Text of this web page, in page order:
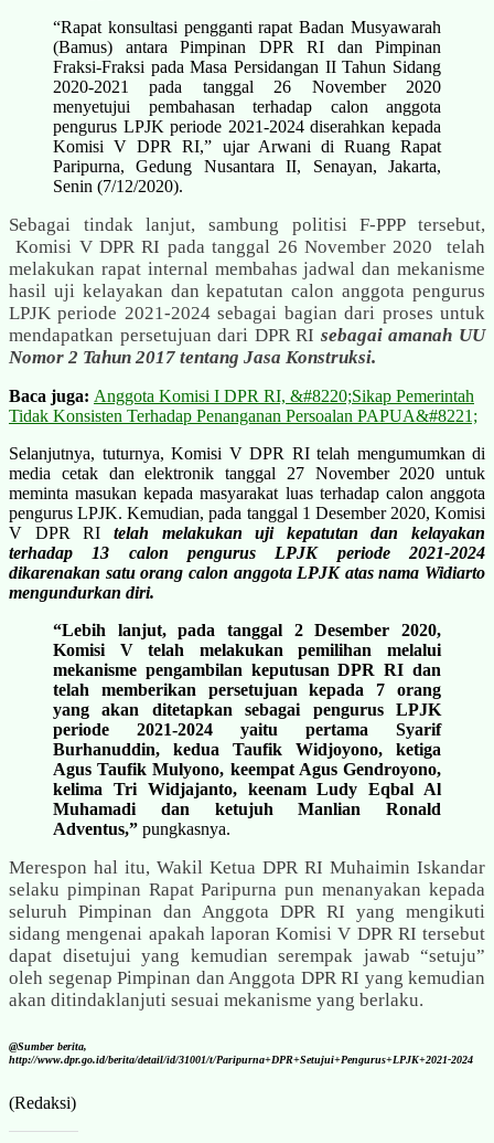
“Rapat konsultasi pengganti rapat Badan Musyawarah
(Bamus) antara Pimpinan DPR RI dan Pimpinan
Fraksi-Fraksi pada Masa Persidangan II Tahun Sidang
2020-2021 pada tanggal 26 November 2020
menyetujui pembahasan terhadap calon anggota
pengurus LPJK periode 2021-2024 diserahkan kepada
Komisi V DPR RI,” ujar Arwani di Ruang Rapat
Paripurna, Gedung Nusantara II, Senayan, Jakarta,
Senin (7/12/2020).
Sebagai tindak lanjut, sambung politisi F-PPP tersebut,
Komisi V DPR RI pada tanggal 26 November 2020 telah
melakukan rapat internal membahas jadwal dan mekanisme
hasil uji kelayakan dan kepatutan calon anggota pengurus
LPJK periode 2021-2024 sebagai bagian dari proses untuk
mendapatkan persetujuan dari DPR RI sebagai amanah UU
Nomor 2 Tahun 2017 tentang Jasa Konstruksi.
Baca juga: Anggota Komisi I DPR RI, &#8220;Sikap Pemerintah
Tidak Konsisten Terhadap Penanganan Persoalan PAPUA&#8221;
Selanjutnya, tuturnya, Komisi V DPR RI telah mengumumkan di
media cetak dan elektronik tanggal 27 November 2020 untuk
meminta masukan kepada masyarakat luas terhadap calon anggota
pengurus LPJK. Kemudian, pada tanggal 1 Desember 2020, Komisi
V DPR RI telah melakukan uji kepatutan dan kelayakan
terhadap 13 calon pengurus LPJK periode 2021-2024
dikarenakan satu orang calon anggota LPJK atas nama Widiarto
mengundurkan diri.
“Lebih lanjut, pada tanggal 2 Desember 2020,
Komisi V telah melakukan pemilihan melalui
mekanisme pengambilan keputusan DPR RI dan
telah memberikan persetujuan kepada 7 orang
yang akan ditetapkan sebagai pengurus LPJK
periode 2021-2024 yaitu pertama Syarif
Burhanuddin, kedua Taufik Widjoyono, ketiga
Agus Taufik Mulyono, keempat Agus Gendroyono,
kelima Tri Widjajanto, keenam Ludy Eqbal Al
Muhamadi dan ketujuh Manlian Ronald
Adventus,” pungkasnya.
Merespon hal itu, Wakil Ketua DPR RI Muhaimin Iskandar
selaku pimpinan Rapat Paripurna pun menanyakan kepada
seluruh Pimpinan dan Anggota DPR RI yang mengikuti
sidang mengenai apakah laporan Komisi V DPR RI tersebut
dapat disetujui yang kemudian serempak jawab “setuju”
oleh segenap Pimpinan dan Anggota DPR RI yang kemudian
akan ditindaklanjuti sesuai mekanisme yang berlaku.
@Sumber berita,
http://www.dpr.go.id/berita/detail/id/31001/t/Paripurna+DPR+Setujui+Pengurus+LPJK+2021-2024
(Redaksi)